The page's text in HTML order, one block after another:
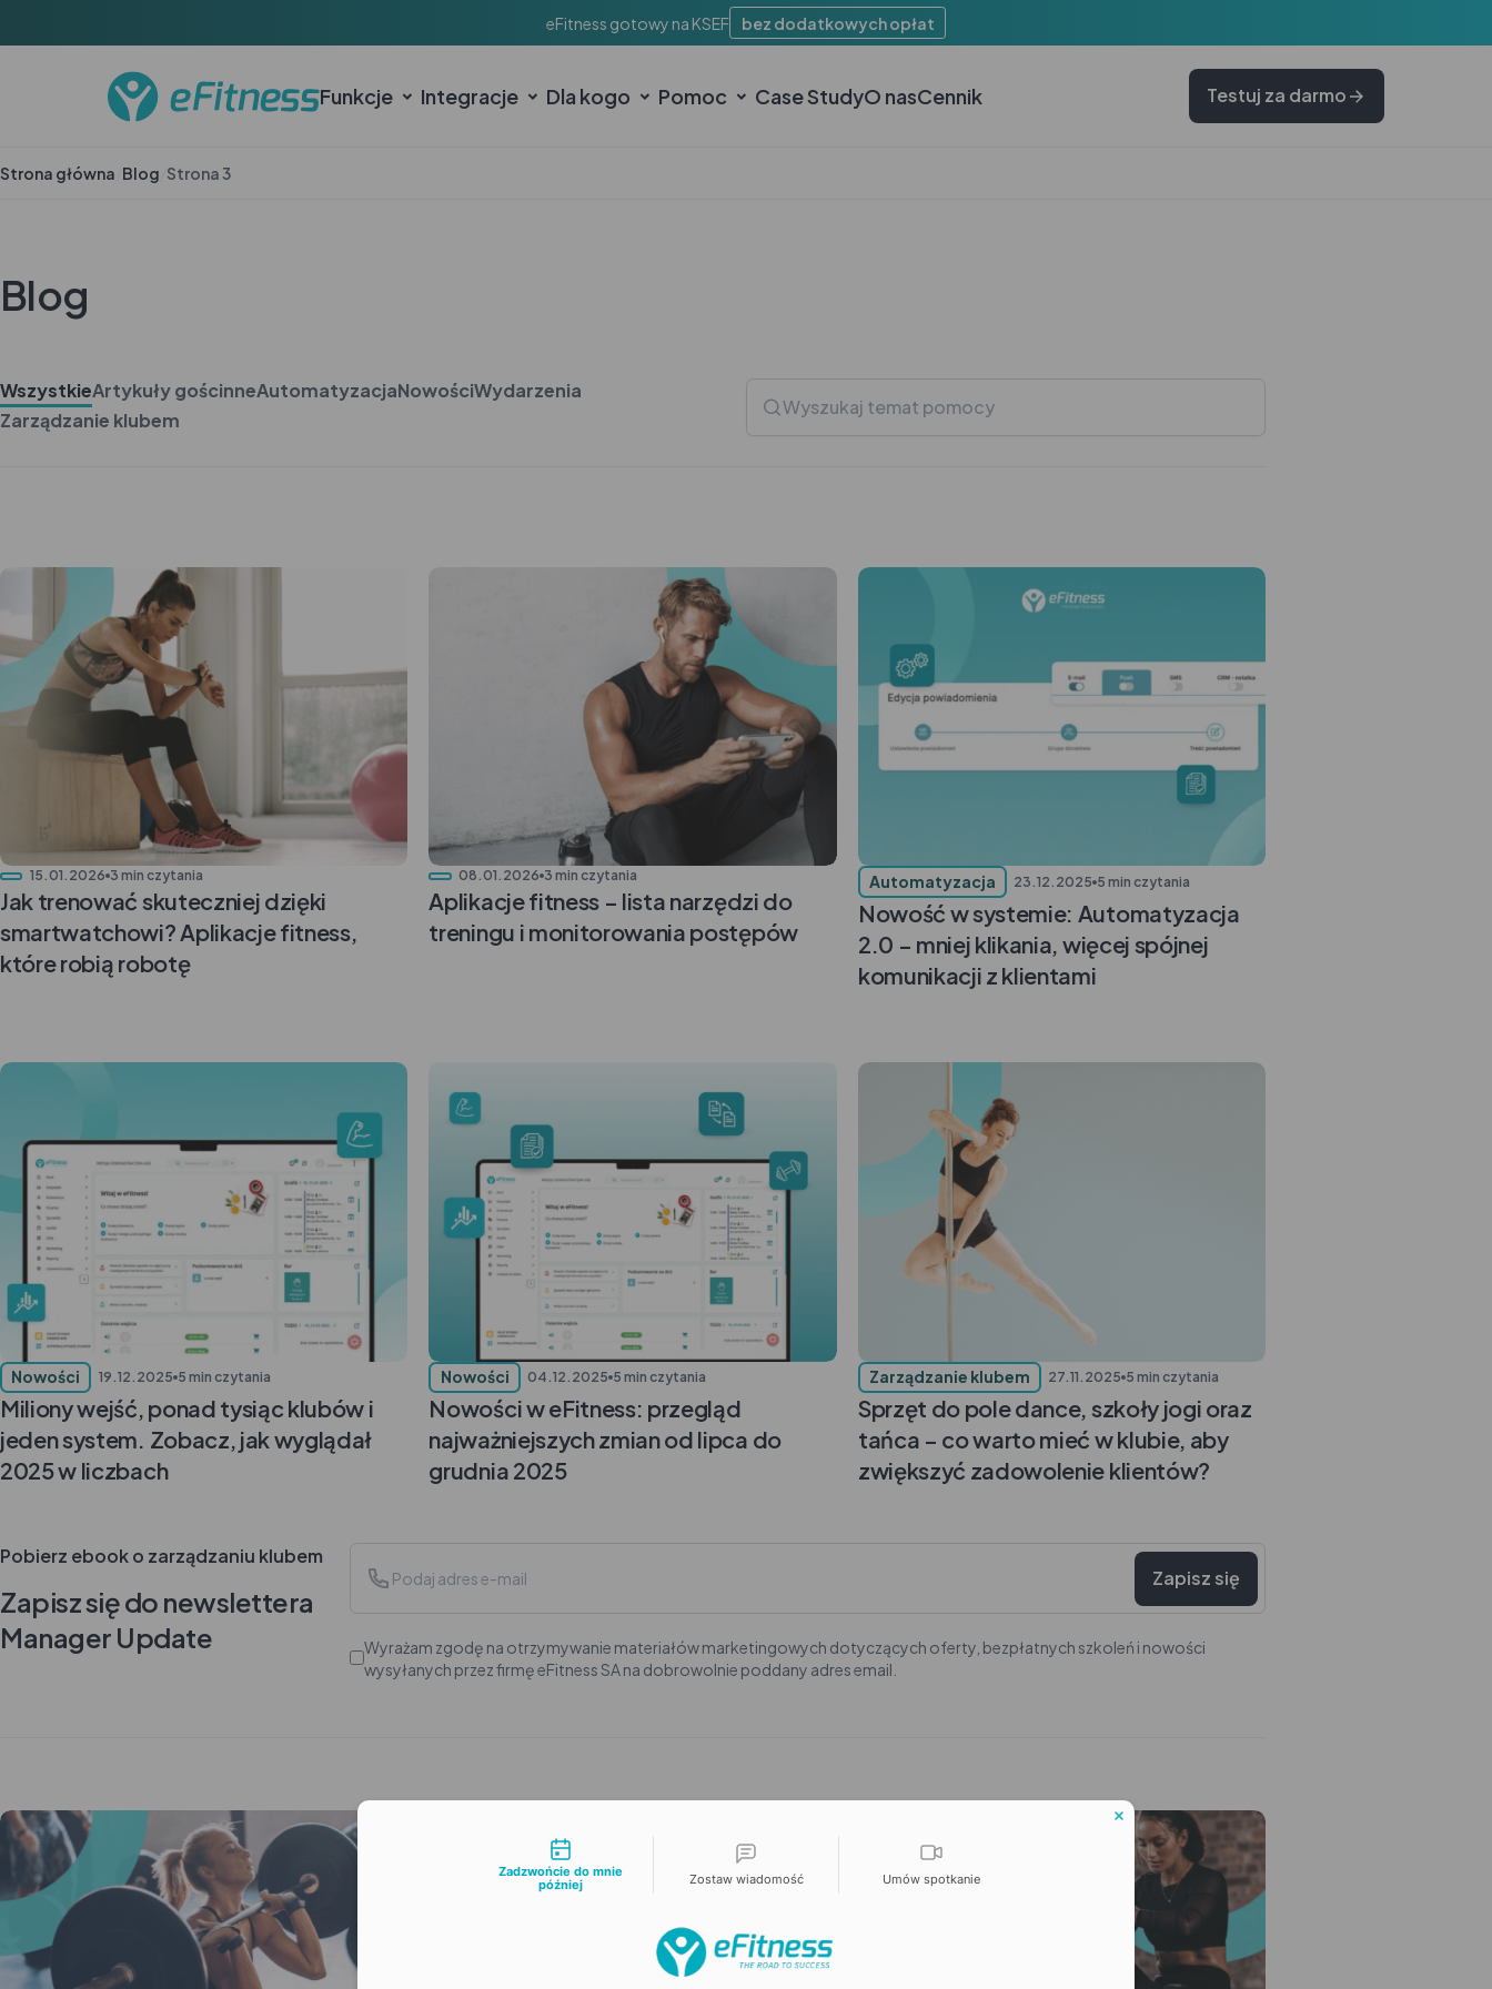
eFitness gotowy na KSEF bez dodatkowych opłat
Funkcje Integracje Dla kogo Pomoc Case StudyO nasCennik Testuj za darmo
Strona główna Blog Strona 3
Blog
WszystkieArtykuły gościnneAutomatyzacjaNowościWydarzenia
Zarządzanie klubem
15.01.2026 3 min czytania
Jak trenować skuteczniej dzięki
smartwatchowi? Aplikacje fitness,
które robią robotę
08.01.2026 3 min czytania
Aplikacje fitness – lista narzędzi do
treningu i monitorowania postępów
Automatyzacja 23.12.2025 5 min czytania
Nowość w systemie: Automatyzacja
2.0 – mniej klikania, więcej spójnej
komunikacji z klientami
Nowości 19.12.2025 5 min czytania
Miliony wejść, ponad tysiąc klubów i
jeden system. Zobacz, jak wyglądał
2025 w liczbach
Nowości 04.12.2025 5 min czytania
Nowości w eFitness: przegląd
najważniejszych zmian od lipca do
grudnia 2025
Zarządzanie klubem 27.11.2025 5 min czytania
Sprzęt do pole dance, szkoły jogi oraz
tańca – co warto mieć w klubie, aby
zwiększyć zadowolenie klientów?
Pobierz ebook o zarządzaniu klubem
Zapisz się do newslettera
Manager Update
Zapisz się
Wyrażam zgodę na otrzymywanie materiałów marketingowych dotyczących oferty, bezpłatnych szkoleń i nowości
wysyłanych przez firmę eFitness SA na dobrowolnie poddany adres email.
Możliwości kontaktu
Zadzwońcie do mnie
później
Zostaw wiadomość Umów spotkanie